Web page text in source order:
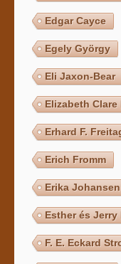
Edgar Cayce
Egely György
Eli Jaxon-Bear
Elizabeth Clare
Erhard F.
Erich Fromm
Erika Johansen
Esther és Jerry
F. E. Eckard